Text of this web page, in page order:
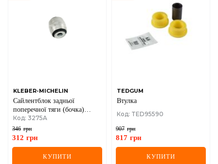
LANCIA
LAND ROVER
LEXUS
KLEBER-MICHELIN
Сайлентблок задньої
поперечної тяги (бочка)
(лівий) (44х40х12) Renault
Trafic II + III / Laguna III
Код: 3275A
346 грн
312 грн
КУПИТИ
TEDGUM
Втулка
Код: TED95590
907 грн
817 грн
КУПИТИ